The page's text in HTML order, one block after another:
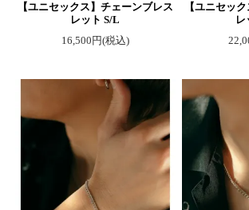
【ユニセックス】チェーンブレス
レット S/L
16,500円(税込)
【ユニセッ